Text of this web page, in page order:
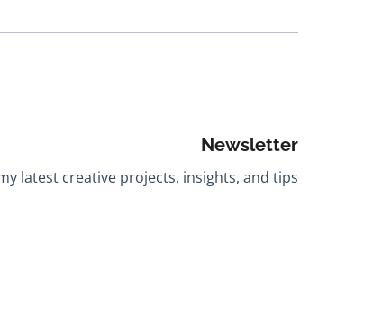
Newsletter
latest creative projects, insights, and tips.